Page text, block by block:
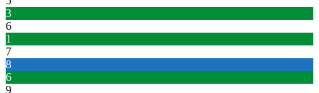
3
6
1
7
8
6
9